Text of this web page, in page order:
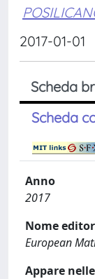
2017-01-01
Scheda
Scheda
Anno
2017
Nome
European
Appare